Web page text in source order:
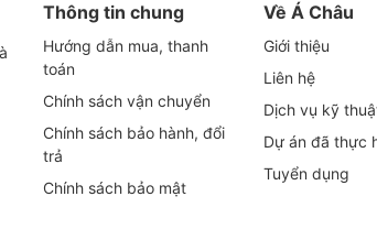
cần.
Thông tin chung
Hướng dẫn mua, thanh
toán
Chính sách vận chuyển
Chính sách bảo hành, đổi
trả
Chính sách bảo mật
Về Á Châu
Giới thiệu
Liên hệ
Dịch vụ kỹ
Dự án đã thực
Tuyển dụng